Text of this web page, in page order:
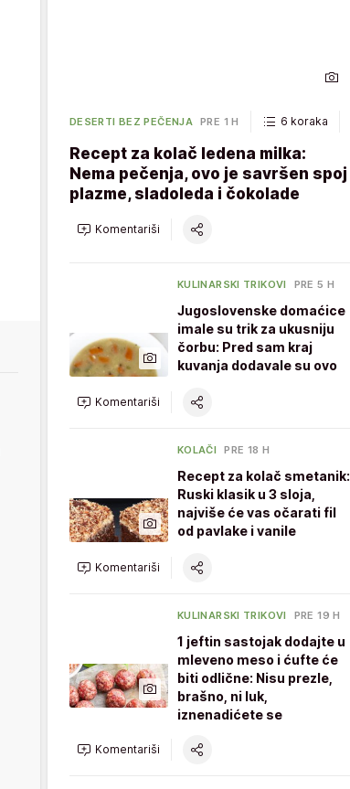
DESERTI BEZ PEČENJA PRE 1 H 6 koraka
Recept za kolač ledena milka:
Nema pečenja, ovo je savršen spoj
plazme, sladoleda i čokolade
Komentariši
KULINARSKI TRIKOVI PRE 5 H
Jugoslovenske domaćice
imale su trik za ukusniju
čorbu: Pred sam kraj
kuvanja dodavale su ovo
Komentariši
KOLAČI PRE 18 H
Recept za kolač smetanik:
Ruski klasik u 3 sloja,
najviše će vas očarati fil
od pavlake i vanile
Komentariši
KULINARSKI TRIKOVI PRE 19 H
1 jeftin sastojak dodajte u
mleveno meso i ćufte će
biti odlične: Nisu prezle,
brašno, ni luk,
iznenadićete se
Komentariši